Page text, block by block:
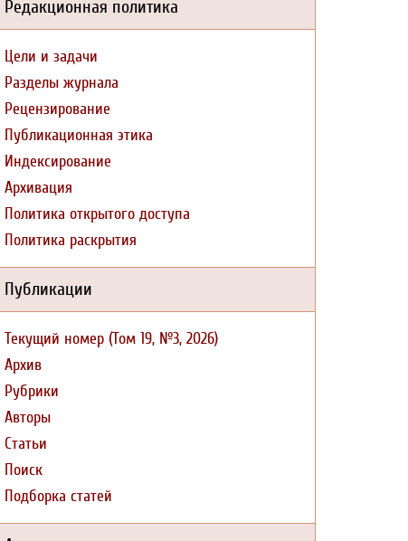
Редакционная политика
Цели и задачи
Разделы журнала
Рецензирование
Публикационная этика
Индексирование
Архивация
Политика открытого доступа
Политика раскрытия
Публикации
Текущий номер (Том 19, №3, 2026)
Архив
Рубрики
Авторы
Статьи
Поиск
Подборка статей